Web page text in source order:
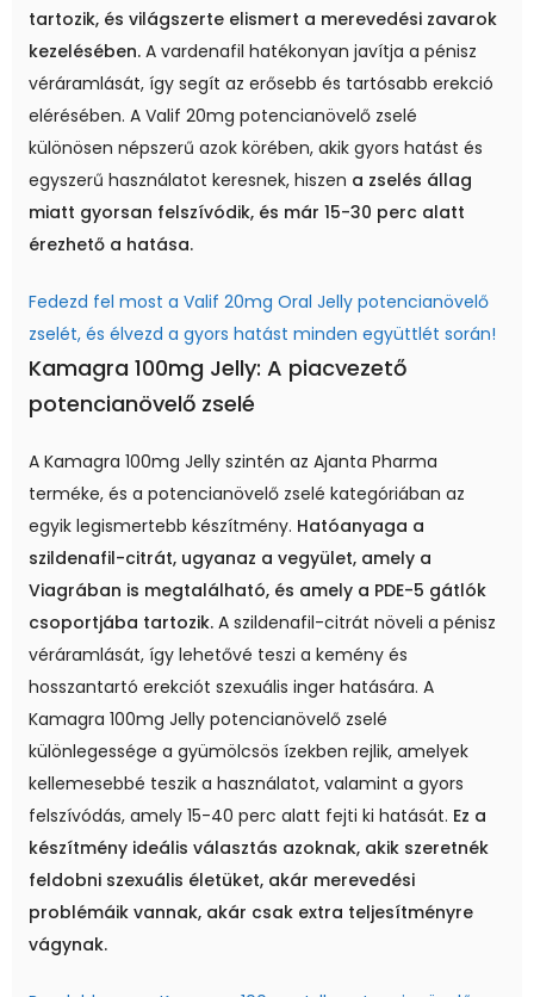
tartozik, és világszerte elismert a merevedési zavarok
kezelésében. A vardenafil hatékonyan javítja a pénisz
véráramlását, így segít az erősebb és tartósabb erekció
elérésében. A Valif 20mg potencianövelő zselé
különösen népszerű azok körében, akik gyors hatást és
egyszerű használatot keresnek, hiszen a zselés állag
miatt gyorsan felszívódik, és már 15-30 perc alatt
érezhető a hatása.
Fedezd fel most a Valif 20mg Oral Jelly potencianövelő
zselét, és élvezd a gyors hatást minden együttlét során!
Kamagra 100mg Jelly: A piacvezető
potencianövelő zselé
A Kamagra 100mg Jelly szintén az Ajanta Pharma
terméke, és a potencianövelő zselé kategóriában az
egyik legismertebb készítmény. Hatóanyaga a
szildenafil-citrát, ugyanaz a vegyület, amely a
Viagrában is megtalálható, és amely a PDE-5 gátlók
csoportjába tartozik. A szildenafil-citrát növeli a pénisz
véráramlását, így lehetővé teszi a kemény és
hosszantartó erekciót szexuális inger hatására. A
Kamagra 100mg Jelly potencianövelő zselé
különlegessége a gyümölcsös ízekben rejlik, amelyek
kellemesebbé teszik a használatot, valamint a gyors
felszívódás, amely 15-40 perc alatt fejti ki hatását. Ez a
készítmény ideális választás azoknak, akik szeretnék
feldobni szexuális életüket, akár merevedési
problémáik vannak, akár csak extra teljesítményre
vágynak.